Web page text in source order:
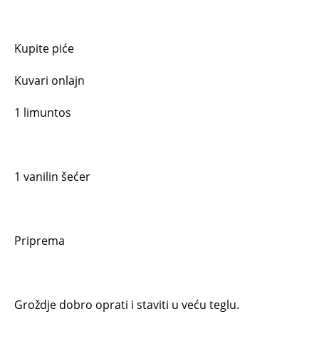
Kupite piće
Kuvari onlajn
1 limuntos
1 vanilin šećer
Priprema
Groždje dobro oprati i staviti u veću teglu.